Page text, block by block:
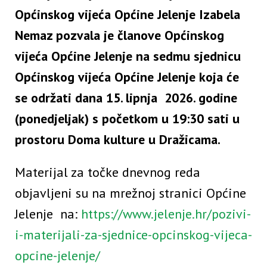
Općinskog vijeća Općine Jelenje Izabela
Nemaz pozvala je članove Općinskog
vijeća Općine Jelenje na sedmu sjednicu
Općinskog vijeća Općine Jelenje koja će
se održati dana 15. lipnja 2026. godine
(ponedjeljak) s početkom u 19:30 sati u
prostoru Doma kulture u Dražicama.
Materijal za točke dnevnog reda
objavljeni su na mrežnoj stranici Općine
Jelenje na: https://www.jelenje.hr/pozivi-
i-materijali-za-sjednice-opcinskog-vijeca-
opcine-jelenje/